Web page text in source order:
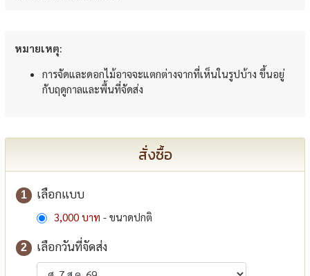
หมายเหตุ:
การจัดและดอกไม้อาจจะแตกต่างจากที่เห็นในรูปบ้าง ขึ้นอยู่
กับฤดูกาลและพื้นที่จัดส่ง
สั่งซื้อ
1 เลือกแบบ
3,000 บาท - ขนาดปกติ
2 เลือกวันที่จัดส่ง